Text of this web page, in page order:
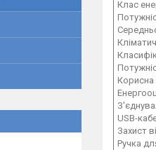
Клас
Корисна
USB-
Захист
Ручка